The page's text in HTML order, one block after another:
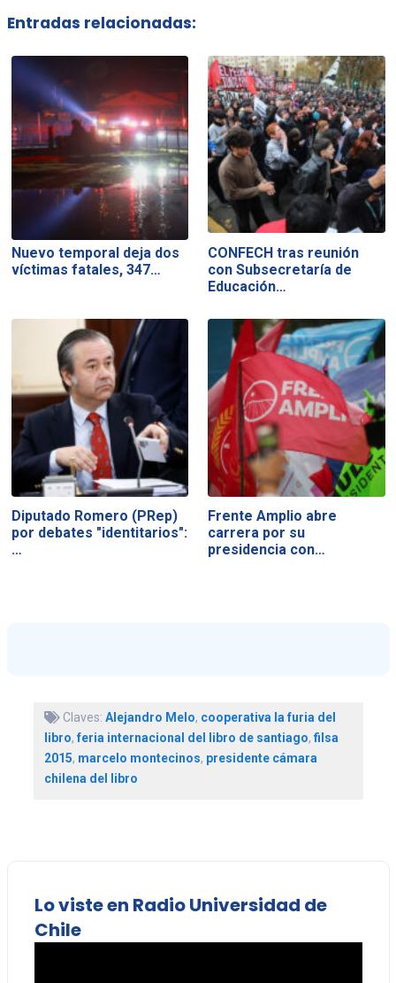
Entradas relacionadas:
Nuevo temporal deja dos
víctimas fatales, 347…
CONFECH tras reunión
con Subsecretaría de
Educación…
Diputado Romero (PRep)
por debates "identitarios":
…
Frente Amplio abre
carrera por su
presidencia con…
Claves: Alejandro Melo, cooperativa la furia del
libro,feria internacional del libro de santiago, filsa
2015, marcelo montecinos, presidente cámara
chilena del libro
Lo viste en Radio Universidad de
Chile